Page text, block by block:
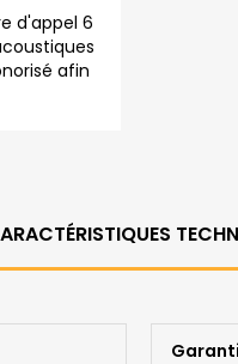
d'appel 6
afin